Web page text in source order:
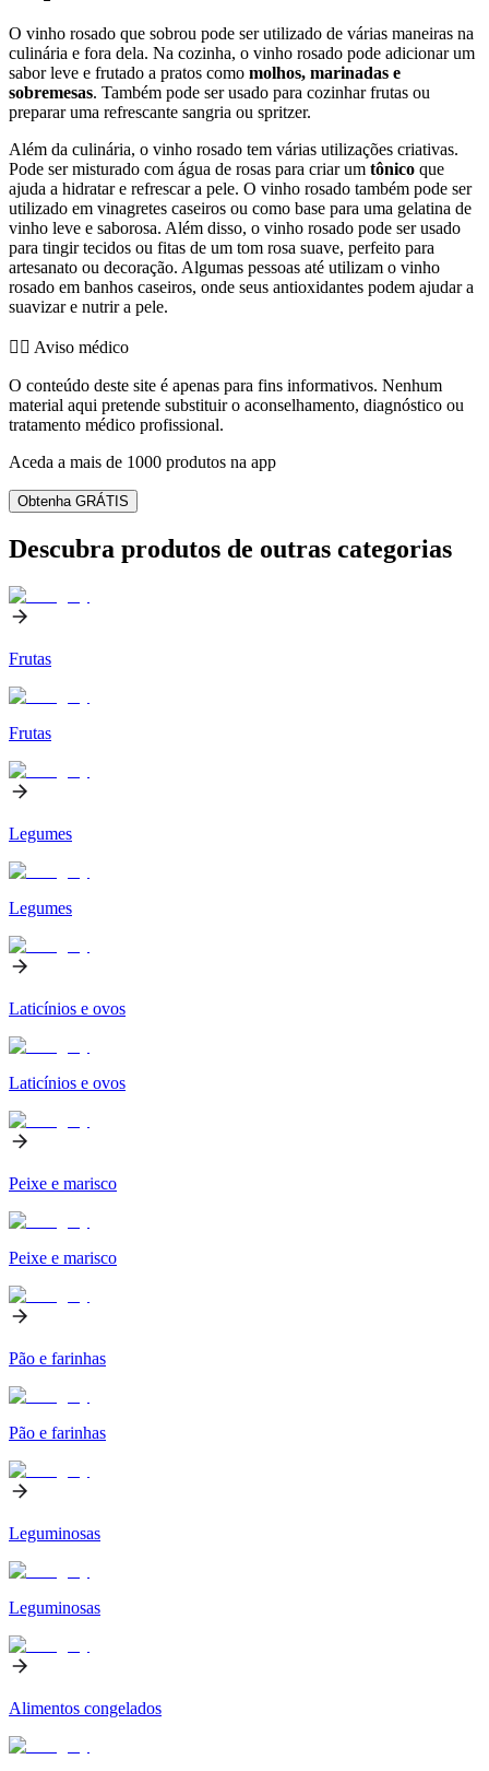
O vinho rosado que sobrou pode ser utilizado de várias maneiras na
culinária e fora dela. Na cozinha, o vinho rosado pode adicionar um
sabor leve e frutado a pratos como molhos, marinadas e
sobremesas. Também pode ser usado para cozinhar frutas ou
preparar uma refrescante sangria ou spritzer.
Além da culinária, o vinho rosado tem várias utilizações criativas.
Pode ser misturado com água de rosas para criar um tônico que
ajuda a hidratar e refrescar a pele. O vinho rosado também pode ser
utilizado em vinagretes caseiros ou como base para uma gelatina de
vinho leve e saborosa. Além disso, o vinho rosado pode ser usado
para tingir tecidos ou fitas de um tom rosa suave, perfeito para
artesanato ou decoração. Algumas pessoas até utilizam o vinho
rosado em banhos caseiros, onde seus antioxidantes podem ajudar a
suavizar e nutrir a pele.
👨‍⚕️️ Aviso médico
O conteúdo deste site é apenas para fins informativos. Nenhum
material aqui pretende substituir o aconselhamento, diagnóstico ou
tratamento médico profissional.
Aceda a mais de 1000 produtos na app
Obtenha GRÁTIS
Descubra produtos de outras categorias
Frutas
Frutas
Legumes
Legumes
Laticínios e ovos
Laticínios e ovos
Peixe e marisco
Peixe e marisco
Pão e farinhas
Pão e farinhas
Leguminosas
Leguminosas
Alimentos congelados